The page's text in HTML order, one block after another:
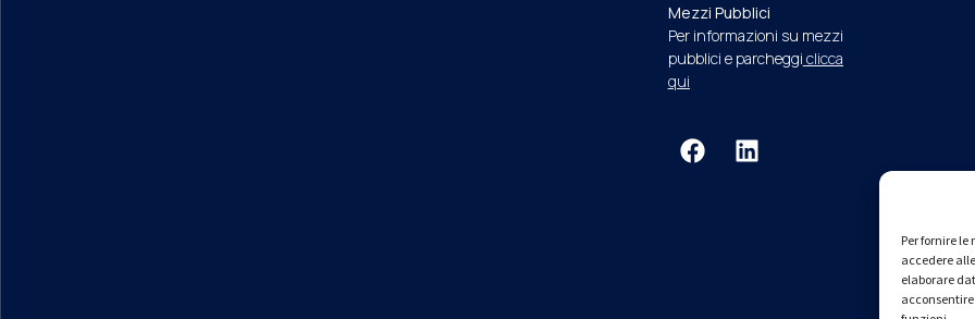
Per fornire
accedere
elaborare
Mezzi Pubblici
Per informazioni su mezzi
pubblici e parcheggi clicca
qui